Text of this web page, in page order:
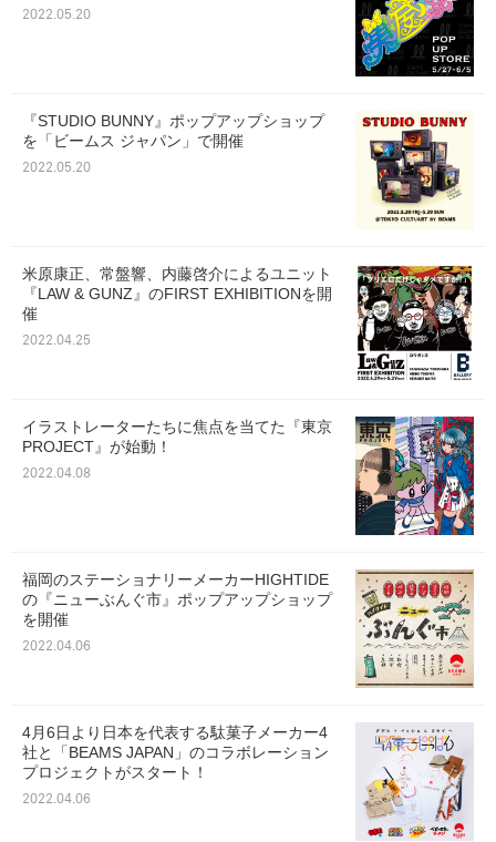
2022.05.20
『STUDIO BUNNY』ポップアップショップ
を「ビームス ジャパン」で開催
2022.05.20
米原康正、常盤響、内藤啓介によるユニット
『LAW & GUNZ』のFIRST EXHIBITIONを開
催
2022.04.25
イラストレーターたちに焦点を当てた『東京
PROJECT』が始動！
2022.04.08
福岡のステーショナリーメーカーHIGHTIDE
の『ニューぶんぐ市』ポップアップショップ
を開催
2022.04.06
4月6日より日本を代表する駄菓子メーカー4
社と「BEAMS JAPAN」のコラボレーション
プロジェクトがスタート！
2022.04.06